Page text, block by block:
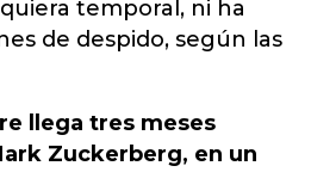
temporal, ni ha
de despido, según las
llega tres meses
Zuckerberg, en un